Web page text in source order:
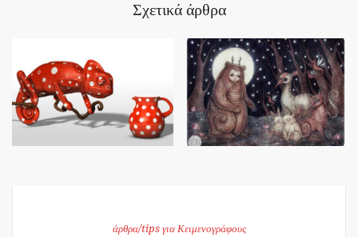
Σχετικά άρθρα
άρθρα/tips για Κειμενογράφους